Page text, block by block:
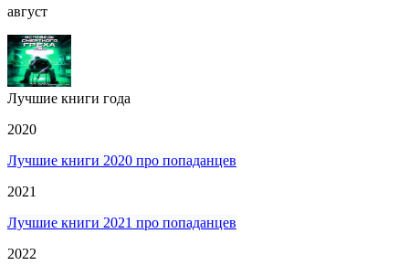
август
Лучшие книги года
2020
Лучшие книги 2020 про попаданцев
2021
Лучшие книги 2021 про попаданцев
2022